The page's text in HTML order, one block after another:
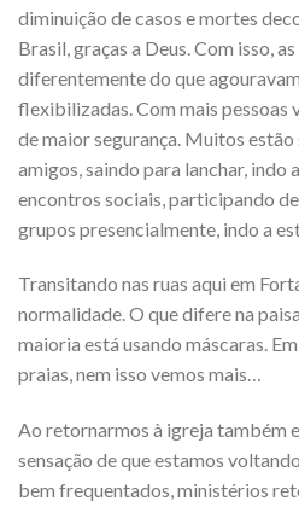
diminuição de casos e mortes
Brasil, graças a Deus. Com isso,
diferentemente do que
flexibilizadas. Com mais pessoas
de maior segurança. Muitos
amigos, saindo para lanchar, indo
encontros sociais, participando
grupos presencialmente, indo a
Transitando nas ruas aqui em
normalidade. O que difere na
maioria está usando máscaras.
praias, nem isso vemos mais…
Ao retornarmos à igreja também
sensação de que estamos
bem frequentados, ministérios